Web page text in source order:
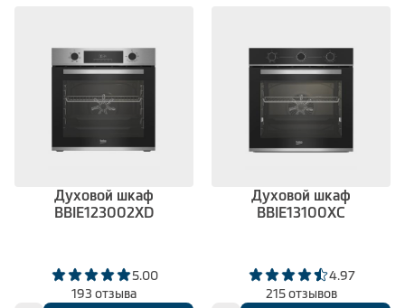
Духовой шкаф
BBIE123002XD
5.00
193 отзыва
Духовой шкаф
BBIE13100XC
4.97
215 отзывов